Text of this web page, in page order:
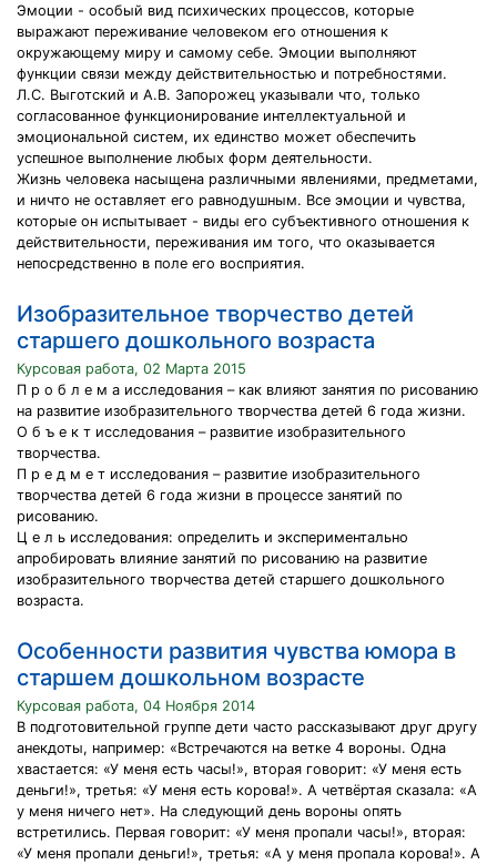
Эмоции - особый вид психических процессов, которые
выражают переживание человеком его отношения к
окружающему миру и самому себе. Эмоции выполняют
функции связи между действительностью и потребностями.
Л.С. Выготский и А.В. Запорожец указывали что, только
согласованное функционирование интеллектуальной и
эмоциональной систем, их единство может обеспечить
успешное выполнение любых форм деятельности.
Жизнь человека насыщена различными явлениями, предметами,
и ничто не оставляет его равнодушным. Все эмоции и чувства,
которые он испытывает - виды его субъективного отношения к
действительности, переживания им того, что оказывается
непосредственно в поле его восприятия.
Изобразительное творчество детей
старшего дошкольного возраста
Курсовая работа, 02 Марта 2015
П р о б л е м а исследования – как влияют занятия по рисованию
на развитие изобразительного творчества детей 6 года жизни.
О б ъ е к т исследования – развитие изобразительного
творчества.
П р е д м е т исследования – развитие изобразительного
творчества детей 6 года жизни в процессе занятий по
рисованию.
Ц е л ь исследования: определить и экспериментально
апробировать влияние занятий по рисованию на развитие
изобразительного творчества детей старшего дошкольного
возраста.
Особенности развития чувства юмора в
старшем дошкольном возрасте
Курсовая работа, 04 Ноября 2014
В подготовительной группе дети часто рассказывают друг другу
анекдоты, например: «Встречаются на ветке 4 вороны. Одна
хвастается: «У меня есть часы!», вторая говорит: «У меня есть
деньги!», третья: «У меня есть корова!». А четвёртая сказала: «А
у меня ничего нет». На следующий день вороны опять
встретились. Первая говорит: «У меня пропали часы!», вторая:
«У меня пропали деньги!», третья: «А у меня пропала корова!». А